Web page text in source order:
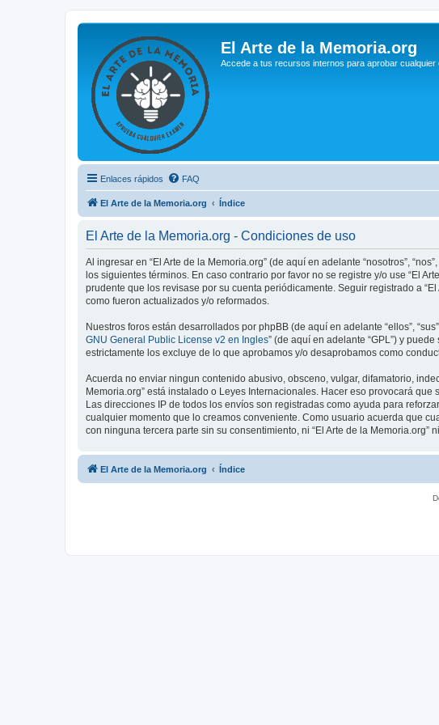
El Arte de la Memoria.org
Accede a tus recursos internos para aprobar cualquier
Enlaces rápidos FAQ
El Arte de la Memoria.org Índice
El Arte de la Memoria.org - Condiciones de uso
Al ingresar en “El Arte de la Memoria.org” (de aquí en adelante “nosotros”,
los siguientes términos. En caso contrario por favor no se registre y/o use “El
prudente que los revisase por su cuenta periódicamente. Seguir registrado a
como fueron actualizados y/o reformados.
Nuestros foros están desarrollados por phpBB (de aquí en adelante “ellos”,
GNU General Public License v2 en Ingles” (de aquí en adelante “GPL”) y
estrictamente los excluye de lo que aprobamos y/o desaprobamos como
Acuerda no enviar ningun contenido abusivo, obsceno, vulgar, difamatorio,
Memoria.org” está instalado o Leyes Internacionales. Hacer eso provocará
Las direcciones IP de todos los envíos son registradas como ayuda para
cualquier momento que lo creamos conveniente. Como usuario acuerda que
con ninguna tercera parte sin su consentimiento, ni “El Arte de la
El Arte de la Memoria.org Índice